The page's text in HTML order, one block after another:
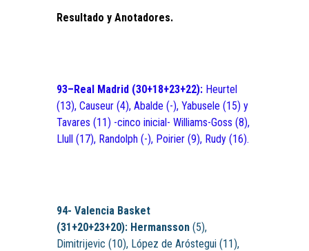
Resultado y Anotadores.
93–Real Madrid (30+18+23+22): Heurtel
(13), Causeur (4), Abalde (-), Yabusele (15) y
Tavares (11) -cinco inicial- Williams-Goss (8),
Llull (17), Randolph (-), Poirier (9), Rudy (16).
94- Valencia Basket
(31+20+23+20): Hermansson (5),
Dimitrijevic (10), López de Aróstegui (11),